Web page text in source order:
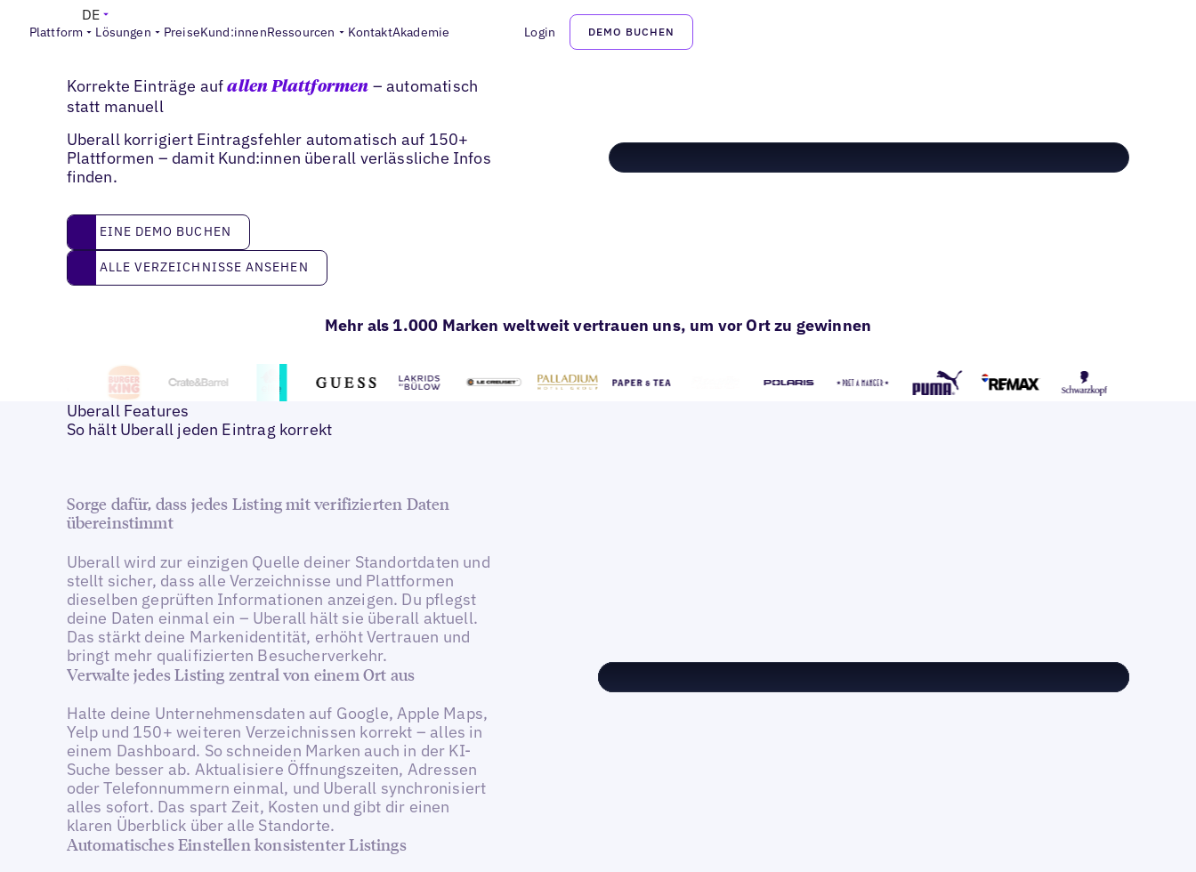
Plattform Lösungen PreiseKund:innenRessourcen KontaktAkademie Login DEMO BUCHEN
DE
Falsche Listings korrigieren
Korrekte Einträge aufallen Plattformen – automatisch
statt manuell
Uberall korrigiert Eintragsfehler automatisch auf 150+
Plattformen – damit Kund:innen überall verlässliche Infos
finden.
eine Demo buchen
EINE DEMO BUCHEN
Alle Verzeichnisse ansehen
ALLE VERZEICHNISSE ANSEHEN
Mehr als 1.000 Marken weltweit vertrauen uns, um vor Ort zu gewinnen
Uberall Features
So hält Uberall jeden Eintrag korrekt
Sorge dafür, dass jedes Listing mit verifizierten Daten
übereinstimmt
Uberall wird zur einzigen Quelle deiner Standortdaten und
stellt sicher, dass alle Verzeichnisse und Plattformen
dieselben geprüften Informationen anzeigen. Du pflegst
deine Daten einmal ein – Uberall hält sie überall aktuell.
Das stärkt deine Markenidentität, erhöht Vertrauen und
bringt mehr qualifizierten Besucherverkehr.
Verwalte jedes Listing zentral von einem Ort aus
Halte deine Unternehmensdaten auf Google, Apple Maps,
Yelp und 150+ weiteren Verzeichnissen korrekt – alles in
einem Dashboard. So schneiden Marken auch in der KI-
Suche besser ab. Aktualisiere Öffnungszeiten, Adressen
oder Telefonnummern einmal, und Uberall synchronisiert
alles sofort. Das spart Zeit, Kosten und gibt dir einen
klaren Überblick über alle Standorte.
Automatisches Einstellen konsistenter Listings